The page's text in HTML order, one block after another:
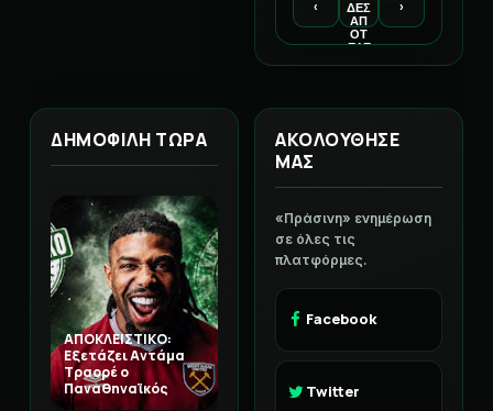
‹
ΔΕΣ
ΑΠ
ΟΤ
ΕΛΕ
›
ΔΗΜΟΦΙΛΗ ΤΩΡΑ
ΑΠΟΚΛΕΙΣΤΙΚΟ:
Εξετάζει Αντάμα
Τραορέ ο
Παναθηναϊκός
ΑΚΟΛΟΥΘΗΣΕ
ΜΑΣ
«Πράσινη» ενημέρωση
σε όλες τις
πλατφόρμες.
Facebook
Twitter